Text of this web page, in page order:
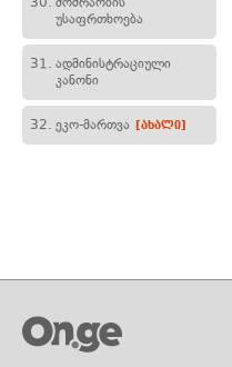
უსაფრთხოება
31. ადმინისტრაციული
კანონი
32. ეკო-მართვა [ახალი]